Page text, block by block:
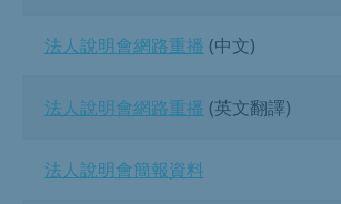
法人說明會網路重播 (中文)
法人說明會網路重播 (英文翻譯)
法人說明會簡報資料